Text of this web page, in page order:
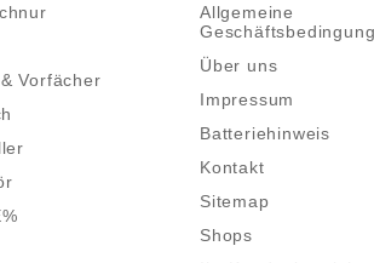
Vorfächer
Allgemeine
Über uns
Impressum
Batteriehinweis
Kontakt
Sitemap
Shops